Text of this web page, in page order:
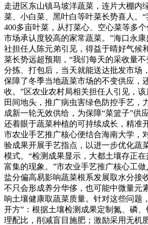
走进区东山镇马坡洋蔬菜，连片大棚内
菜、小白菜、黑叶白等叶菜长势喜人。
400多亩叶菜，从打菜心、空心菜等多
市场承认度较高的家常蔬菜。”海口永
社担任人陈元弟引见，得益于晴好气候
菜长势远超预期，“我们每天的采收量
分拣、打包后，当天就能送达批发市场
保障了冬季当地蔬菜市场的不变供应，
收。”区农业农村局相关担任人引见，
田间地头，推广病虫害绿色防控手艺，
成新一轮无效供给，为保障“菜篮子”供
还着眼于蔬菜种植的可持续成长，精准
市农业手艺推广核心便结合海南大学，
验成果开展手艺指点，以进一步优化蔬
模式。“检测成果显示，大都土壤存正
富集的现象。”市农业手艺推广核心工
盐分偏高易影响蔬菜根系发展取水分接
不只会形成养分华侈，也可能中微量元
响土壤健康取蔬菜质量。针对这些问题
开方”：根据土壤检测成果定制氮、磷
理配比，削减盲目施肥；激励采用无机